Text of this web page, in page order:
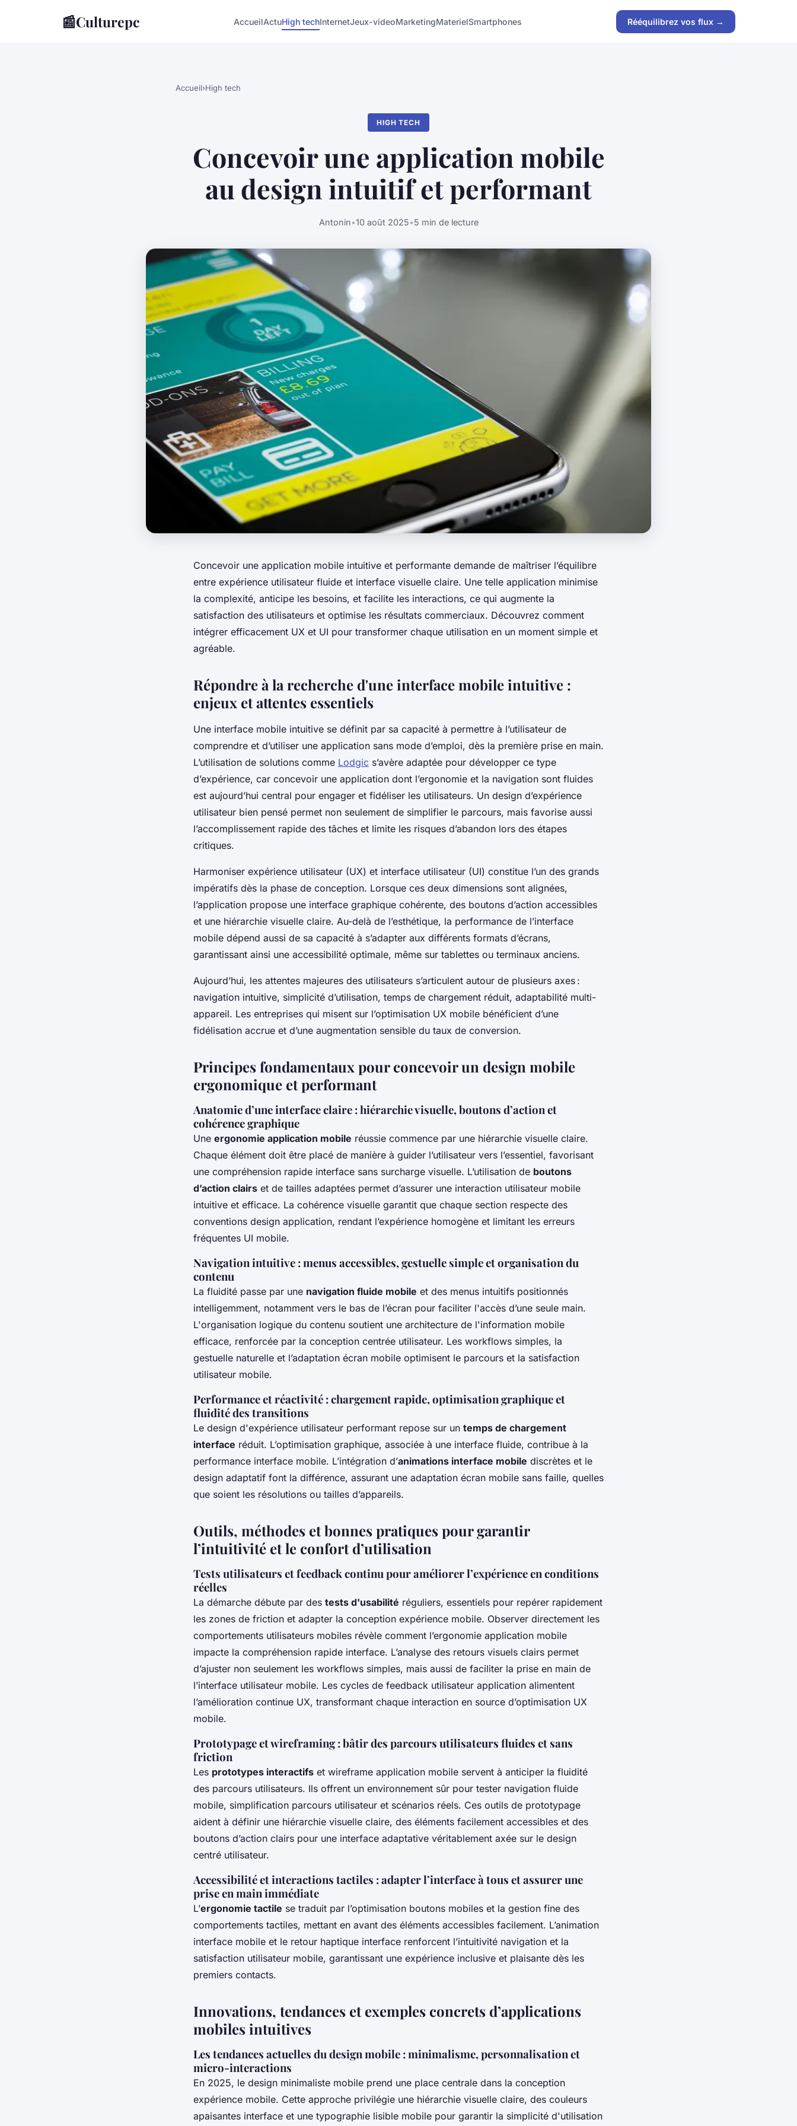
📰Culturepc AccueilActuHigh techInternetJeux-videoMarketingMaterielSmartphones Rééquilibrez vos flux →
Accueil›High tech
HIGH TECH
Concevoir une application mobile
au design intuitif et performant
Antonin•10 août 2025•5 min de lecture
Concevoir une application mobile intuitive et performante demande de maîtriser l’équilibre
entre expérience utilisateur fluide et interface visuelle claire. Une telle application minimise
la complexité, anticipe les besoins, et facilite les interactions, ce qui augmente la
satisfaction des utilisateurs et optimise les résultats commerciaux. Découvrez comment
intégrer efficacement UX et UI pour transformer chaque utilisation en un moment simple et
agréable.
Répondre à la recherche d'une interface mobile intuitive :
enjeux et attentes essentiels
Une interface mobile intuitive se définit par sa capacité à permettre à l’utilisateur de
comprendre et d’utiliser une application sans mode d’emploi, dès la première prise en main.
L’utilisation de solutions comme Lodgic s’avère adaptée pour développer ce type
d’expérience, car concevoir une application dont l’ergonomie et la navigation sont fluides
est aujourd’hui central pour engager et fidéliser les utilisateurs. Un design d’expérience
utilisateur bien pensé permet non seulement de simplifier le parcours, mais favorise aussi
l’accomplissement rapide des tâches et limite les risques d’abandon lors des étapes
critiques.
Harmoniser expérience utilisateur (UX) et interface utilisateur (UI) constitue l’un des grands
impératifs dès la phase de conception. Lorsque ces deux dimensions sont alignées,
l’application propose une interface graphique cohérente, des boutons d’action accessibles
et une hiérarchie visuelle claire. Au-delà de l’esthétique, la performance de l’interface
mobile dépend aussi de sa capacité à s’adapter aux différents formats d’écrans,
garantissant ainsi une accessibilité optimale, même sur tablettes ou terminaux anciens.
Aujourd’hui, les attentes majeures des utilisateurs s’articulent autour de plusieurs axes :
navigation intuitive, simplicité d’utilisation, temps de chargement réduit, adaptabilité multi-
appareil. Les entreprises qui misent sur l’optimisation UX mobile bénéficient d’une
fidélisation accrue et d’une augmentation sensible du taux de conversion.
Principes fondamentaux pour concevoir un design mobile
ergonomique et performant
Anatomie d’une interface claire : hiérarchie visuelle, boutons d’action et
cohérence graphique
Une ergonomie application mobile réussie commence par une hiérarchie visuelle claire.
Chaque élément doit être placé de manière à guider l’utilisateur vers l’essentiel, favorisant
une compréhension rapide interface sans surcharge visuelle. L’utilisation de boutons
d’action clairs et de tailles adaptées permet d’assurer une interaction utilisateur mobile
intuitive et efficace. La cohérence visuelle garantit que chaque section respecte des
conventions design application, rendant l’expérience homogène et limitant les erreurs
fréquentes UI mobile.
Navigation intuitive : menus accessibles, gestuelle simple et organisation du
contenu
La fluidité passe par une navigation fluide mobile et des menus intuitifs positionnés
intelligemment, notamment vers le bas de l’écran pour faciliter l'accès d’une seule main.
L'organisation logique du contenu soutient une architecture de l'information mobile
efficace, renforcée par la conception centrée utilisateur. Les workflows simples, la
gestuelle naturelle et l’adaptation écran mobile optimisent le parcours et la satisfaction
utilisateur mobile.
Performance et réactivité : chargement rapide, optimisation graphique et
fluidité des transitions
Le design d'expérience utilisateur performant repose sur un temps de chargement
interface réduit. L’optimisation graphique, associée à une interface fluide, contribue à la
performance interface mobile. L’intégration d’animations interface mobile discrètes et le
design adaptatif font la différence, assurant une adaptation écran mobile sans faille, quelles
que soient les résolutions ou tailles d’appareils.
Outils, méthodes et bonnes pratiques pour garantir
l’intuitivité et le confort d’utilisation
Tests utilisateurs et feedback continu pour améliorer l’expérience en conditions
réelles
La démarche débute par des tests d'usabilité réguliers, essentiels pour repérer rapidement
les zones de friction et adapter la conception expérience mobile. Observer directement les
comportements utilisateurs mobiles révèle comment l’ergonomie application mobile
impacte la compréhension rapide interface. L’analyse des retours visuels clairs permet
d’ajuster non seulement les workflows simples, mais aussi de faciliter la prise en main de
l’interface utilisateur mobile. Les cycles de feedback utilisateur application alimentent
l’amélioration continue UX, transformant chaque interaction en source d’optimisation UX
mobile.
Prototypage et wireframing : bâtir des parcours utilisateurs fluides et sans
friction
Les prototypes interactifs et wireframe application mobile servent à anticiper la fluidité
des parcours utilisateurs. Ils offrent un environnement sûr pour tester navigation fluide
mobile, simplification parcours utilisateur et scénarios réels. Ces outils de prototypage
aident à définir une hiérarchie visuelle claire, des éléments facilement accessibles et des
boutons d’action clairs pour une interface adaptative véritablement axée sur le design
centré utilisateur.
Accessibilité et interactions tactiles : adapter l’interface à tous et assurer une
prise en main immédiate
L’ergonomie tactile se traduit par l’optimisation boutons mobiles et la gestion fine des
comportements tactiles, mettant en avant des éléments accessibles facilement. L’animation
interface mobile et le retour haptique interface renforcent l’intuitivité navigation et la
satisfaction utilisateur mobile, garantissant une expérience inclusive et plaisante dès les
premiers contacts.
Innovations, tendances et exemples concrets d’applications
mobiles intuitives
Les tendances actuelles du design mobile : minimalisme, personnalisation et
micro-interactions
En 2025, le design minimaliste mobile prend une place centrale dans la conception
expérience mobile. Cette approche privilégie une hiérarchie visuelle claire, des couleurs
apaisantes interface et une typographie lisible mobile pour garantir la simplicité d'utilisation